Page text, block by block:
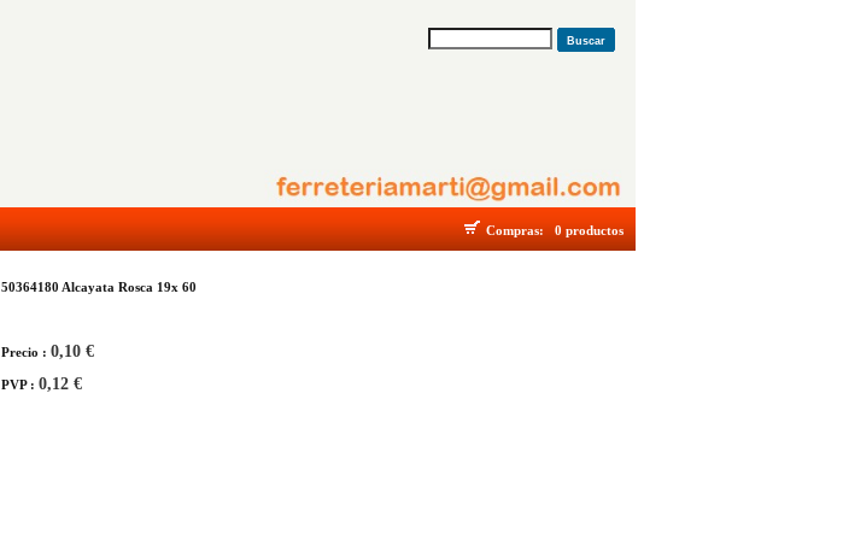
Buscar
Compras: 0 productos
50364180 Alcayata Rosca 19x 60
Precio : 0,10 €
PVP : 0,12 €